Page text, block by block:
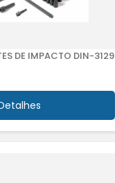
DE IMPACTO DIN-3129